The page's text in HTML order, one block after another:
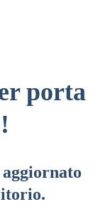
porta